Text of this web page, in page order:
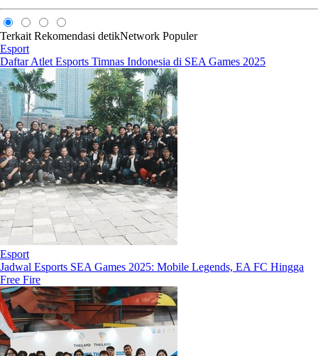
Terkait Rekomendasi detikNetwork Populer
Esport
Daftar Atlet Esports Timnas Indonesia di SEA Games 2025
Esport
Jadwal Esports SEA Games 2025: Mobile Legends, EA FC Hingga
Free Fire